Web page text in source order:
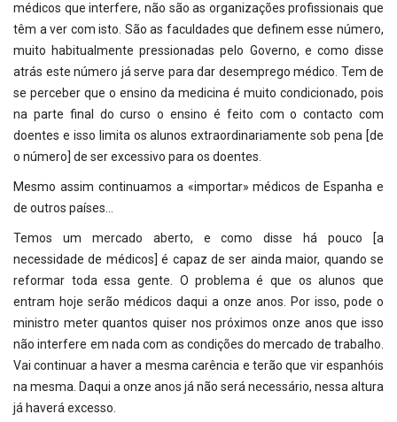
médicos que interfere, não são as organizações profissionais que
têm a ver com isto. São as faculdades que definem esse número,
muito habitualmente pressionadas pelo Governo, e como disse
atrás este número já serve para dar desemprego médico. Tem de
se perceber que o ensino da medicina é muito condicionado, pois
na parte final do curso o ensino é feito com o contacto com
doentes e isso limita os alunos extraordinariamente sob pena [de
o número] de ser excessivo para os doentes.
Mesmo assim continuamos a «importar» médicos de Espanha e
de outros países…
Temos um mercado aberto, e como disse há pouco [a
necessidade de médicos] é capaz de ser ainda maior, quando se
reformar toda essa gente. O problema é que os alunos que
entram hoje serão médicos daqui a onze anos. Por isso, pode o
ministro meter quantos quiser nos próximos onze anos que isso
não interfere em nada com as condições do mercado de trabalho.
Vai continuar a haver a mesma carência e terão que vir espanhóis
na mesma. Daqui a onze anos já não será necessário, nessa altura
já haverá excesso.